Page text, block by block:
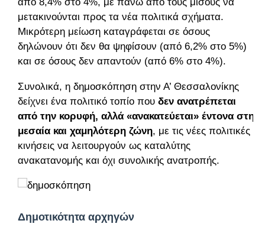
μετακινούνται προς τα νέα πολιτικά σχήματα.
Μικρότερη μείωση καταγράφεται σε όσους
δηλώνουν ότι δεν θα ψηφίσουν (από 6,2% στο 5%)
και σε όσους δεν απαντούν (από 6% στο 4%).
Συνολικά, η δημοσκόπηση στην Α’ Θεσσαλονίκης
δείχνει ένα πολιτικό τοπίο που δεν ανατρέπεται
από την κορυφή, αλλά «ανακατεύεται» έντονα στη
μεσαία και χαμηλότερη ζώνη, με τις νέες πολιτικές
κινήσεις να λειτουργούν ως καταλύτης
ανακατανομής και όχι συνολικής ανατροπής.
Δημοτικότητα αρχηγών